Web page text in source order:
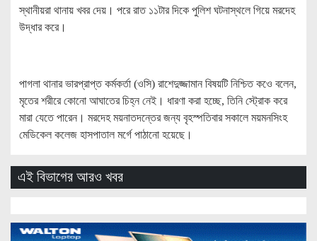
স্থানীয়রা থানায় খবর দেয়। পরে রাত ১১টার দিকে পুলিশ ঘটনাস্থলে গিয়ে মরদেহ
উদ্ধার করে।
পাগলা থানার ভারপ্রাপ্ত কর্মকর্তা (ওসি) রাশেদুজ্জামান বিষয়টি নিশ্চিত কওে বলেন,
মৃতের শরীরে কোনো আঘাতের চিহ্ন নেই। ধারণা করা হচ্ছে, তিনি স্ট্রোক করে
মারা যেতে পারেন। মরদেহ ময়নাতদন্তের জন্য বৃহস্পতিবার সকালে ময়মনসিংহ
মেডিকেল কলেজ হাসপাতাল মর্গে পাঠানো হয়েছে।
এই বিভাগের আরও খবর